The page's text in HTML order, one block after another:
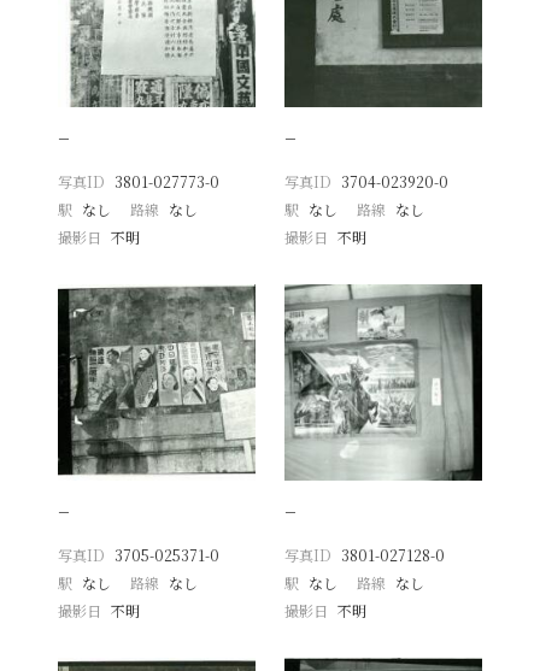
−
写真ID 3801-027773-0
駅 なし 路線 なし
撮影日
不明
−
写真ID 3704-023920-0
駅 なし 路線 なし
撮影日 不明
−
写真ID 3705-025371-0
駅 なし 路線 なし
撮影日
不明
−
写真ID 3801-027128-0
駅 なし 路線 なし
撮影日 不明